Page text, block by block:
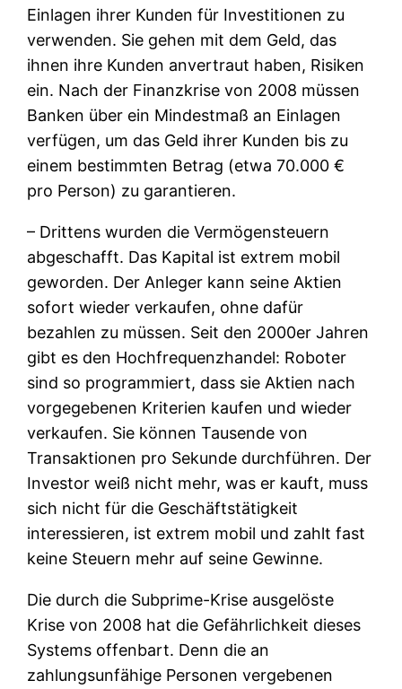
Einlagen ihrer Kunden für Investitionen zu
verwenden. Sie gehen mit dem Geld, das
ihnen ihre Kunden anvertraut haben, Risiken
ein. Nach der Finanzkrise von 2008 müssen
Banken über ein Mindestmaß an Einlagen
verfügen, um das Geld ihrer Kunden bis zu
einem bestimmten Betrag (etwa 70.000 €
pro Person) zu garantieren.
– Drittens wurden die Vermögensteuern
abgeschafft. Das Kapital ist extrem mobil
geworden. Der Anleger kann seine Aktien
sofort wieder verkaufen, ohne dafür
bezahlen zu müssen. Seit den 2000er Jahren
gibt es den Hochfrequenzhandel: Roboter
sind so programmiert, dass sie Aktien nach
vorgegebenen Kriterien kaufen und wieder
verkaufen. Sie können Tausende von
Transaktionen pro Sekunde durchführen. Der
Investor weiß nicht mehr, was er kauft, muss
sich nicht für die Geschäftstätigkeit
interessieren, ist extrem mobil und zahlt fast
keine Steuern mehr auf seine Gewinne.
Die durch die Subprime-Krise ausgelöste
Krise von 2008 hat die Gefährlichkeit dieses
Systems offenbart. Denn die an
zahlungsunfähige Personen vergebenen